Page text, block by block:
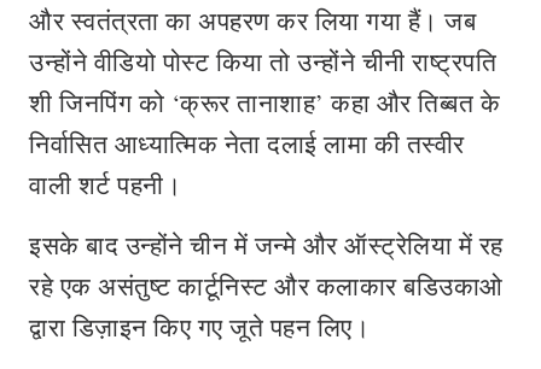
और स्वतंत्रता का अपहरण कर लिया गया हैं। जब
उन्होंने वीडियो पोस्ट किया तो उन्होंने चीनी राष्ट्रपति
शी जिनपिंग को ‘क्रूर तानाशाह’ कहा और तिब्बत के
निर्वासित आध्यात्मिक नेता दलाई लामा की तस्वीर
वाली शर्ट पहनी।
इसके बाद उन्होंने चीन में जन्मे और ऑस्ट्रेलिया में रह
रहे एक असंतुष्ट कार्टूनिस्ट और कलाकार बडिउकाओ
द्वारा डिज़ाइन किए गए जूते पहन लिए।